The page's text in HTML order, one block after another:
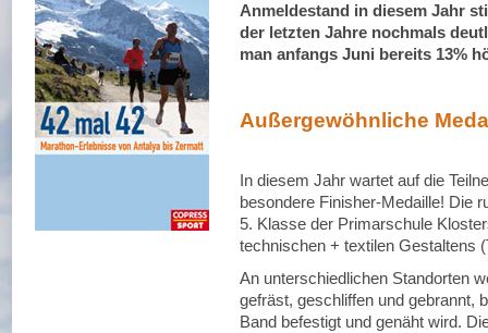
Anmeldestand in diesem Jahr
der letzten Jahre nochmals
man anfangs Juni bereits 13%
Außergewöhnliche
In diesem Jahr wartet auf die
besondere Finisher-Medaille! Die
5. Klasse der Primarschule
technischen + textilen Gestaltens
An unterschiedlichen Standorten
gefräst, geschliffen und gebrannt,
Band befestigt und genäht wird.